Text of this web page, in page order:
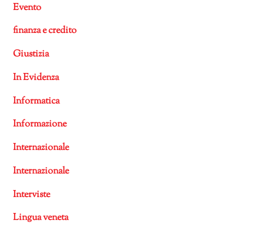
Evento
finanza e credito
Giustizia
In Evidenza
Informatica
Informazione
Internazionale
Internazionale
Interviste
Lingua veneta